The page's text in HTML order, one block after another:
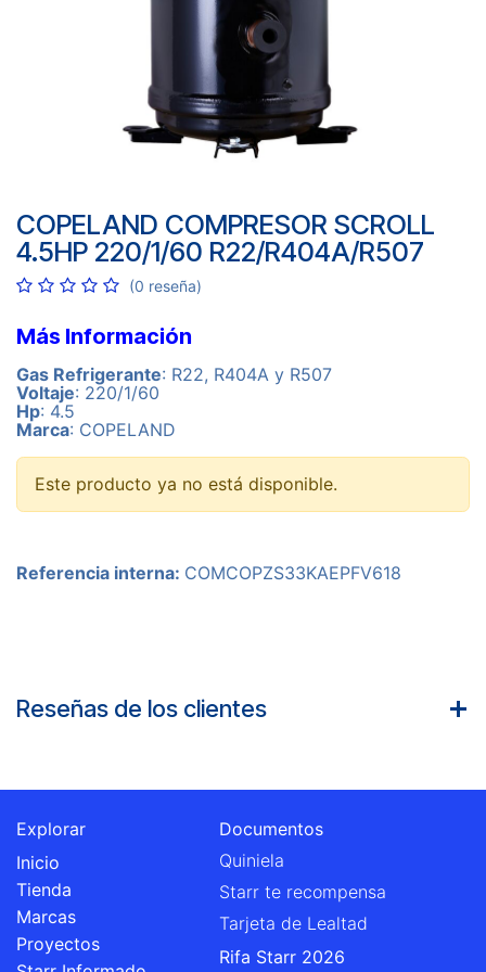
COPELAND COMPRESOR SCROLL
4.5HP 220/1/60 R22/R404A/R507
(0 reseña)
Más Información
Gas Refrigerante: R22, R404A y R507
Voltaje: 220/1/60
Hp: 4.5
Marca: COPELAND
Este producto ya no está disponible.
Referencia interna: COMCOPZS33KAEPFV618
Reseñas de los clientes
Explorar
Inicio
Tienda
Marcas
Proyectos
Documentos
Quiniela
Starr te recompensa
Tarjeta de Lealtad
Rifa Starr 2026